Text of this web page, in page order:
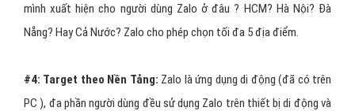
mình xuất hiện cho người dùng Zalo ở đâu ? HCM? Hà Nội? Đà
Nẵng? Hay Cả Nước? Zalo cho phép chọn tối đa 5 địa điểm.
#4: Target theo Nền Tảng: Zalo là ứng dụng di động (đã có trên
PC ), đa phần người dùng đều sử dụng Zalo trên thiết bị di động và